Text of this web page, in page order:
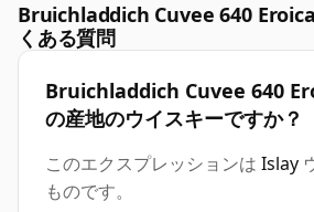
Bruichladdich Cuvee 640
くある質問
Bruichladdich Cuvee 640
の産地のウイスキーですか？
このエクスプレッションは Islay
ものです。